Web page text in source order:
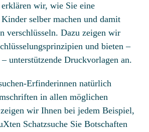
wir, wie Sie eine
selber machen und damit
verschlüsseln. Dazu zeigen wir
und bieten –
unterstützende Druckvorlagen an.
Erfinderinnen natürlich
in allen möglichen
wir Ihnen bei jedem Beispiel,
Schatzsuche Sie Botschaften